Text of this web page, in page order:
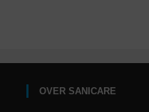
OVER SANICARE